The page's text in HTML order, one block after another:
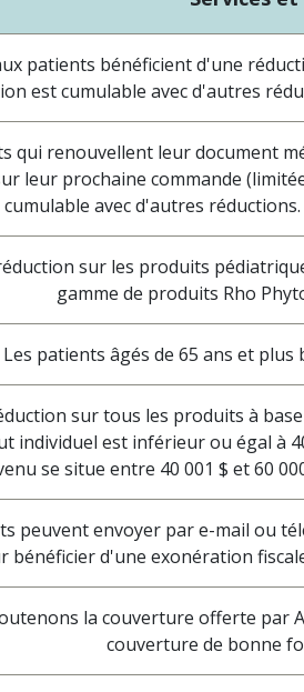
patients bénéficient d'une
est cumulable avec d'autres
qui renouvellent leur document
leur prochaine commande
cumulable avec d'autres
sur les produits
gamme de produits Rho
Les patients âgés de 65 ans et
sur tous les produits à
individuel est inférieur ou égal à
se situe entre 40 001 $ et 60
peuvent envoyer par e-mail ou
bénéficier d'une exonération
la couverture offerte par
couverture de bonne